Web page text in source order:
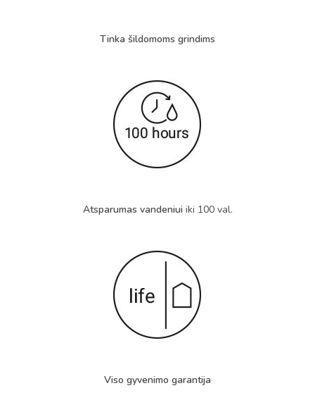
Tinka šildomoms grindims
Atsparumas vandeniui iki 100 val.
Viso gyvenimo garantija